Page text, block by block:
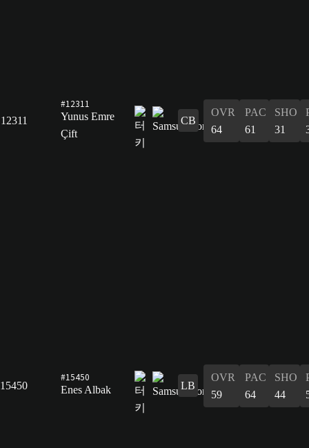
12311
#12311
Yunus Emre
Çift
CB
OVR
64
PAC
61
SHO
31
15450
#15450
Enes Albak
LB
OVR
59
PAC
64
SHO
44